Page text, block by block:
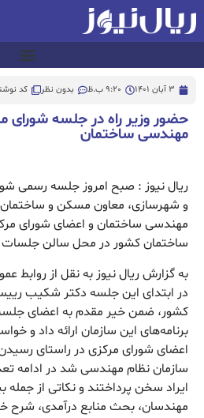
3 آبان 1401 9:20 ب.ظ بدون نظر کد نوشته:
حضور وزیر راه در جلسه شورای
مهندسی ساختمان
ریال نیوز : صبح امروز جلسه رسمی
و شهرسازی، معاون مسکن و
مهندسی ساختمان و اعضای شورای
ساختمان کشور در محل سالن جلسات
به گزارش ریال نیوز به نقل از روابط
در ابتدای این جلسه دکتر شکیب
کشور، ضمن خیر مقدم به اعضای
برنامه‌های این سازمان ارائه داد و
اعضای شورای مرکزی در راستای
سازمان نظام مهندسی شد در ادامه
ایراد سخن پرداختند و نکاتی از جمله
مهندسان، بحث منابع درآمدی،